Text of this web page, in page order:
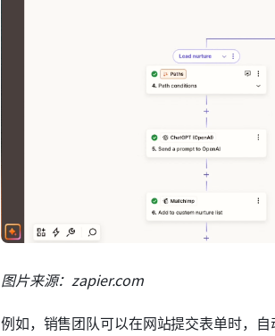
图片来源：zapier.com
例如，销售团队可以在网站提交表单时，